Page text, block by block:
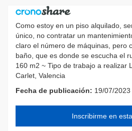
Como estoy en un piso alquilado,
único, no contratar un
claro el número de máquinas, pero
baño, que es donde se escucha el
160 m2 ~ Tipo de trabajo a realizar
Carlet, Valencia
Fecha de publicación: 19/07/2023
Inscribirme en